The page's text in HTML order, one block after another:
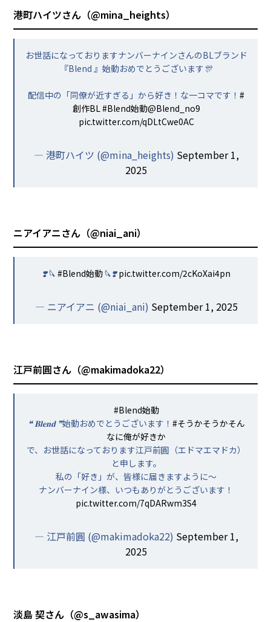
港町ハイツさん（@mina_heights）
お世話になっておりますナンバーナインさんのBLブランド
『Blend 』始動おめでとうございます🎊
配信中の「同僚が近すぎる」から好き！な一コマです！ #
創作BL #Blend始動@Blend_no9
pic.twitter.com/qDLtCwe0AC
— 港町ハイツ (@mina_heights) September 1,
2025
ニアイアニさん（@niai_ani）
❣️🔪 #Blend始動🔪❣️pic.twitter.com/2cKoXai4pn
— ニアイアニ (@niai_ani) September 1, 2025
江戸前圓さん（@makimadoka22）
#Blend始動
❝ 𝐁𝐥𝐞𝐧𝐝 ❞始動おめでとうございます！ #そうかそうかそん
なに俺が好きか
で、お世話になっております江戸前圓（エドマエマドカ）
と申します。
私の「好き」が、皆様に届きますように〜
ナンバーナイン様、いつもありがとうございます！
pic.twitter.com/7qDARwm3S4
— 江戸前圓 (@makimadoka22) September 1,
2025
淡島 契さん（@s_awasima）